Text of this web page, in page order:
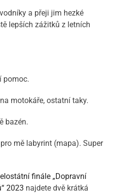
a přeji jim hezké
lepších zážitků z letních
pomoc.
motokáře, ostatní taky.
bazén.
mě labyrint (mapa). Super
finále „Dopravní
2023 najdete dvě krátká